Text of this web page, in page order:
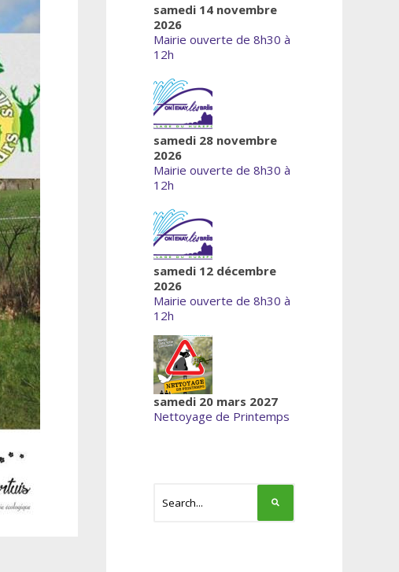
samedi 14 novembre
2026
Mairie ouverte de 8h30 à
12h
samedi 28 novembre
2026
Mairie ouverte de 8h30 à
12h
samedi 12 décembre
2026
Mairie ouverte de 8h30 à
12h
samedi 20 mars 2027
Nettoyage de Printemps